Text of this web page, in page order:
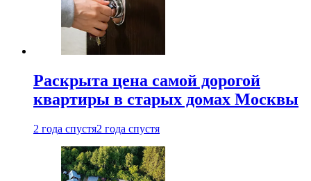
Раскрыта цена самой дорогой
квартиры в старых домах Москвы
2 года спустя2 года спустя